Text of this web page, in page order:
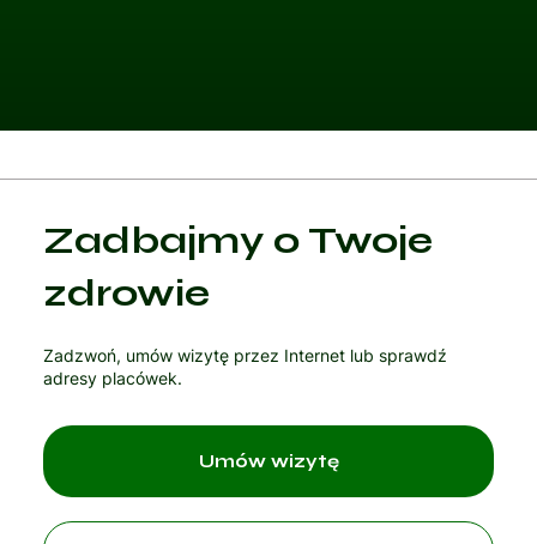
Zadbajmy o Twoje
zdrowie
Zadzwoń, umów wizytę przez Internet lub sprawdź
adresy placówek.
Umów wizytę